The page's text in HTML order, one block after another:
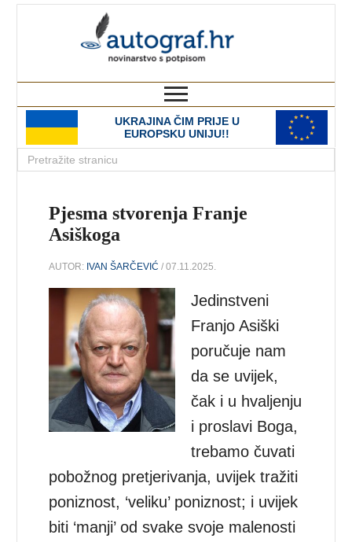
UKRAJINA ČIM PRIJE U
EUROPSKU UNIJU!!
Pjesma stvorenja Franje
Asiškoga
AUTOR: IVAN ŠARČEVIĆ / 07.11.2025.
Jedinstveni
Franjo Asiški
poručuje nam
da se uvijek,
čak i u hvaljenju
i proslavi Boga,
trebamo čuvati
pobožnog pretjerivanja, uvijek tražiti
poniznost, ‘veliku’ poniznost; i uvijek
biti ‘manji’ od svake svoje malenosti